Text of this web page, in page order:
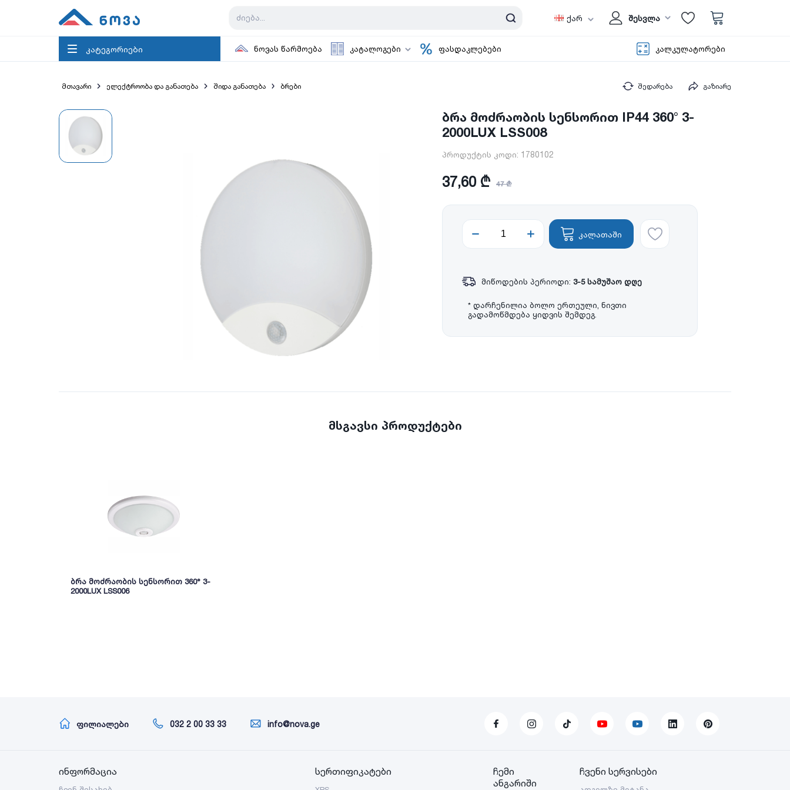
ქარ შესვლა
კატეგორიები ნოვას წარმოება კატალოგები ფასდაკლებები კალკულატორები
მთავარი ელექტროობა და განათება შიდა განათება ბრები შედარება გაზიარე
ბრა მოძრაობის სენსორით IP44 360° 3-
2000LUX LSS008
პროდუქტის კოდი: 1780102
37,60 ₾ 47 ₾
კალათაში
მიწოდების პერიოდი: 3-5 სამუშაო დღე
* დარჩენილია ბოლო ერთეული, ნივთი
გადამოწმდება ყიდვის შემდეგ.
მსგავსი პროდუქტები
ბრა მოძრაობის სენსორით 360° 3-
2000LUX LSS006
ფილიალები 032 2 00 33 33 info@nova.ge
ინფორმაცია სერთიფიკატები
ჩემი
ანგარიში
ჩვენი სერვისები